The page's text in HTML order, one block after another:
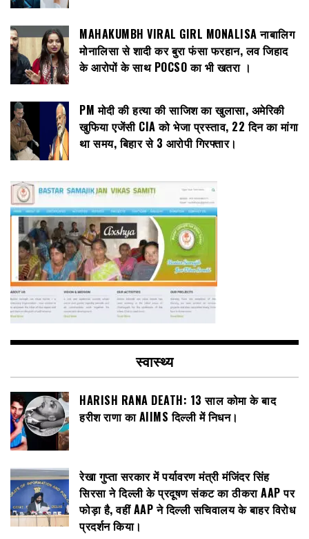
MAHAKUMBH VIRAL GIRL MONALISA नाबालिग
मोनालिसा से शादी कर बुरा फंसा फरहान, लव जिहाद
के आरोपों के साथ POCSO का भी खतरा ।
PM मोदी की हत्या की साजिश का खुलासा, अमेरिकी
खुफिया एजेंसी CIA को भेजा प्रस्ताव, 22 दिन का मांगा
था समय, बिहार से 3 आरोपी गिरफ्तार।
स्वास्थ्य
HARISH RANA DEATH: 13 साल कोमा के बाद
हरीश राणा का AIIMS दिल्ली में निधन।
रेखा गुप्ता सरकार में पर्यावरण मंत्री मंजिंदर सिंह
सिरसा ने दिल्ली के प्रदूषण संकट का ठीकरा AAP पर
फोड़ा है, वहीं AAP ने दिल्ली सचिवालय के बाहर विरोध
प्रदर्शन किया।